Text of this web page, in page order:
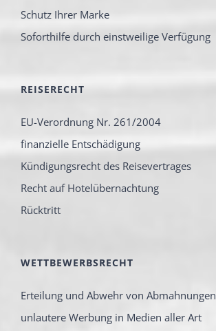
Schutz Ihrer Marke
Soforthilfe durch einstweilige Verfügung
REISERECHT
EU-Verordnung Nr. 261/2004
finanzielle Entschädigung
Kündigungsrecht des Reisevertrages
Recht auf Hotelübernachtung
Rücktritt
WETTBEWERBSRECHT
Erteilung und Abwehr von Abmahnungen
unlautere Werbung in Medien aller Art